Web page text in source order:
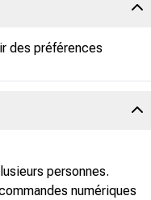
des préférences
personnes.
numériques